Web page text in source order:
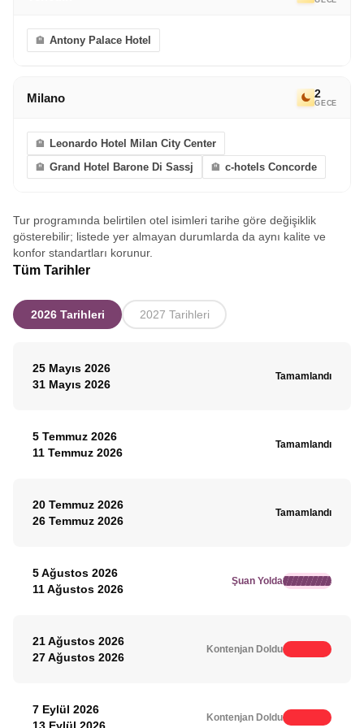
Antony Palace Hotel
Milano 2
GECE
Leonardo Hotel Milan City Center
Grand Hotel Barone Di Sassj
c-hotels Concorde
Tur programında belirtilen otel isimleri tarihe göre değişiklik
gösterebilir; listede yer almayan durumlarda da aynı kalite ve
konfor standartları korunur.
Tüm Tarihler
2026 Tarihleri 2027 Tarihleri
25 Mayıs 2026
31 Mayıs 2026
Tamamlandı
5 Temmuz 2026
11 Temmuz 2026
Tamamlandı
20 Temmuz 2026
26 Temmuz 2026
Tamamlandı
5 Ağustos 2026
11 Ağustos 2026
Şuan Yolda
21 Ağustos 2026
27 Ağustos 2026
Kontenjan Doldu
7 Eylül 2026
Kontenjan Doldu